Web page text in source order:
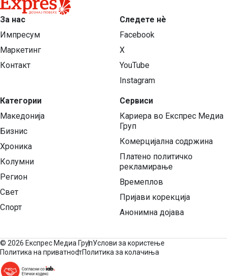
За нас
Импресум
Маркетинг
Контакт
Категории
Македонија
Бизнис
Хроника
Колумни
Регион
Свет
Спорт
Следете нѐ
Facebook
X
YouTube
Instagram
Сервиси
Кариера во Експрес Медиа
Груп
Комерцијална содржина
Платено политичко
рекламирање
Времеплов
Пријави корекција
Анонимна дојава
© 2026 Експрес Медиа ГрупУслови за користење
Политика на приватностПолитика за колачиња